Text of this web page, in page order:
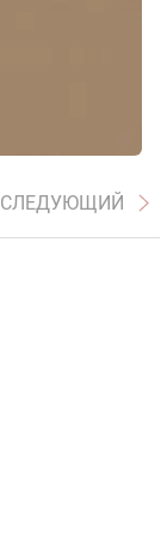
СЛЕДУЮЩИЙ